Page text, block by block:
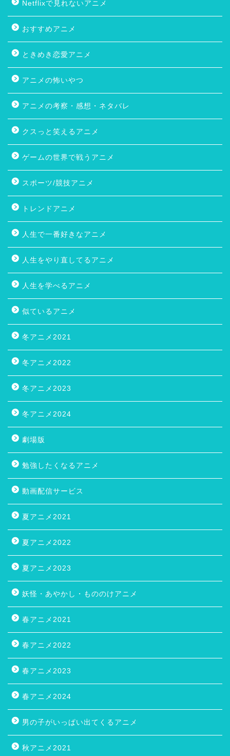
Netflixで見れないアニメ
おすすめアニメ
ときめき恋愛アニメ
アニメの怖いやつ
アニメの考察・感想・ネタバレ
クスっと笑えるアニメ
ゲームの世界で戦うアニメ
スポーツ/競技アニメ
トレンドアニメ
人生で一番好きなアニメ
人生をやり直してるアニメ
人生を学べるアニメ
似ているアニメ
冬アニメ2021
冬アニメ2022
冬アニメ2023
冬アニメ2024
劇場版
勉強したくなるアニメ
動画配信サービス
夏アニメ2021
夏アニメ2022
夏アニメ2023
妖怪・あやかし・もののけアニメ
春アニメ2021
春アニメ2022
春アニメ2023
春アニメ2024
男の子がいっぱい出てくるアニメ
秋アニメ2021